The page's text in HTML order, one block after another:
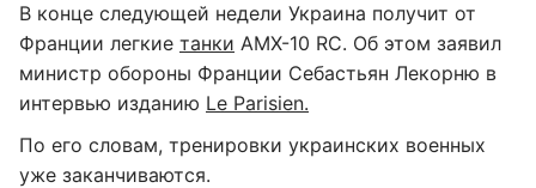
В конце следующей недели Украина получит от
Франции легкие танки AMX-10 RC. Об этом заявил
министр обороны Франции Себастьян Лекорню в
интервью изданию Le Parisien.
По его словам, тренировки украинских военных
уже заканчиваются.